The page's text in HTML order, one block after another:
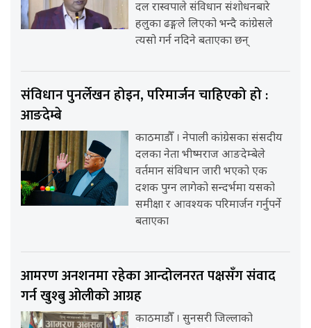
दल रास्वपाले संविधान संशोधनबारे
हलुका ढङ्गले लिएको भन्दै कांग्रेसले
त्यसो गर्न नदिने बताएका छन्
संविधान पुनर्लेखन होइन, परिमार्जन चाहिएको हो :
आङदेम्बे
काठमाडौँ । नेपाली कांग्रेसका संसदीय
दलका नेता भीष्मराज आङदेम्बेले
वर्तमान संविधान जारी भएको एक
दशक पुग्न लागेको सन्दर्भमा यसको
समीक्षा र आवश्यक परिमार्जन गर्नुपर्ने
बताएका
आमरण अनशनमा रहेका आन्दोलनरत पक्षसँग संवाद
गर्न खुश्बु ओलीको आग्रह
काठमाडौँ । सुनसरी जिल्लाको